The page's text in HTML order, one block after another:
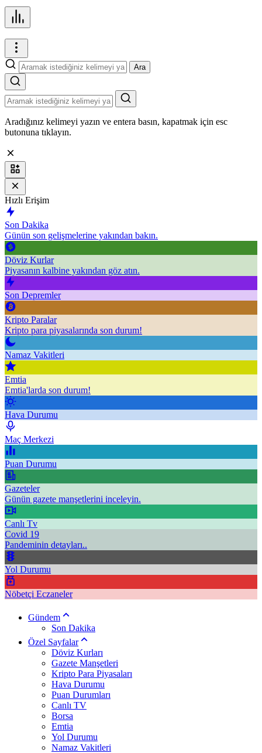
Ara
Aradığınız kelimeyi yazın ve entera basın, kapatmak için esc
butonuna tıklayın.
Hızlı Erişim
Son Dakika
Günün son gelişmelerine yakından bakın.
Döviz Kurlar
Piyasanın kalbine yakından göz atın.
Son Depremler
Kripto Paralar
Kripto para piyasalarında son durum!
Namaz Vakitleri
Emtia
Emtia'larda son durum!
Hava Durumu
Maç Merkezi
Puan Durumu
Gazeteler
Günün gazete manşetlerini inceleyin.
Canlı Tv
Covid 19
Pandeminin detayları..
Yol Durumu
Nöbetçi Eczaneler
Gündem
Son Dakika
Özel Sayfalar
Döviz Kurları
Gazete Manşetleri
Kripto Para Piyasaları
Hava Durumu
Puan Durumları
Canlı TV
Borsa
Emtia
Yol Durumu
Namaz Vakitleri